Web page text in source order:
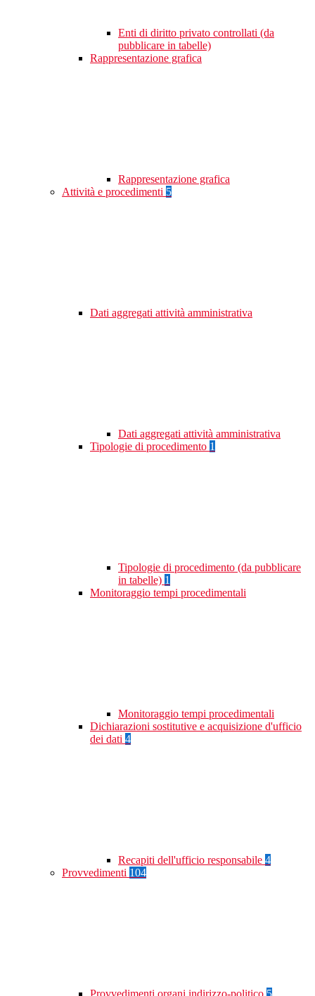
Enti di diritto privato controllati (da
pubblicare in tabelle)
Rappresentazione grafica
Rappresentazione grafica
Attività e procedimenti 5
Dati aggregati attività amministrativa
Dati aggregati attività amministrativa
Tipologie di procedimento 1
Tipologie di procedimento (da pubblicare
in tabelle) 1
Monitoraggio tempi procedimentali
Monitoraggio tempi procedimentali
Dichiarazioni sostitutive e acquisizione d'ufficio
dei dati 4
Recapiti dell'ufficio responsabile 4
Provvedimenti 104